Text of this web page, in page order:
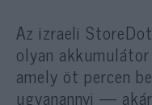
Az izraeli
olyan
amely öt percen
ugyanannyi —